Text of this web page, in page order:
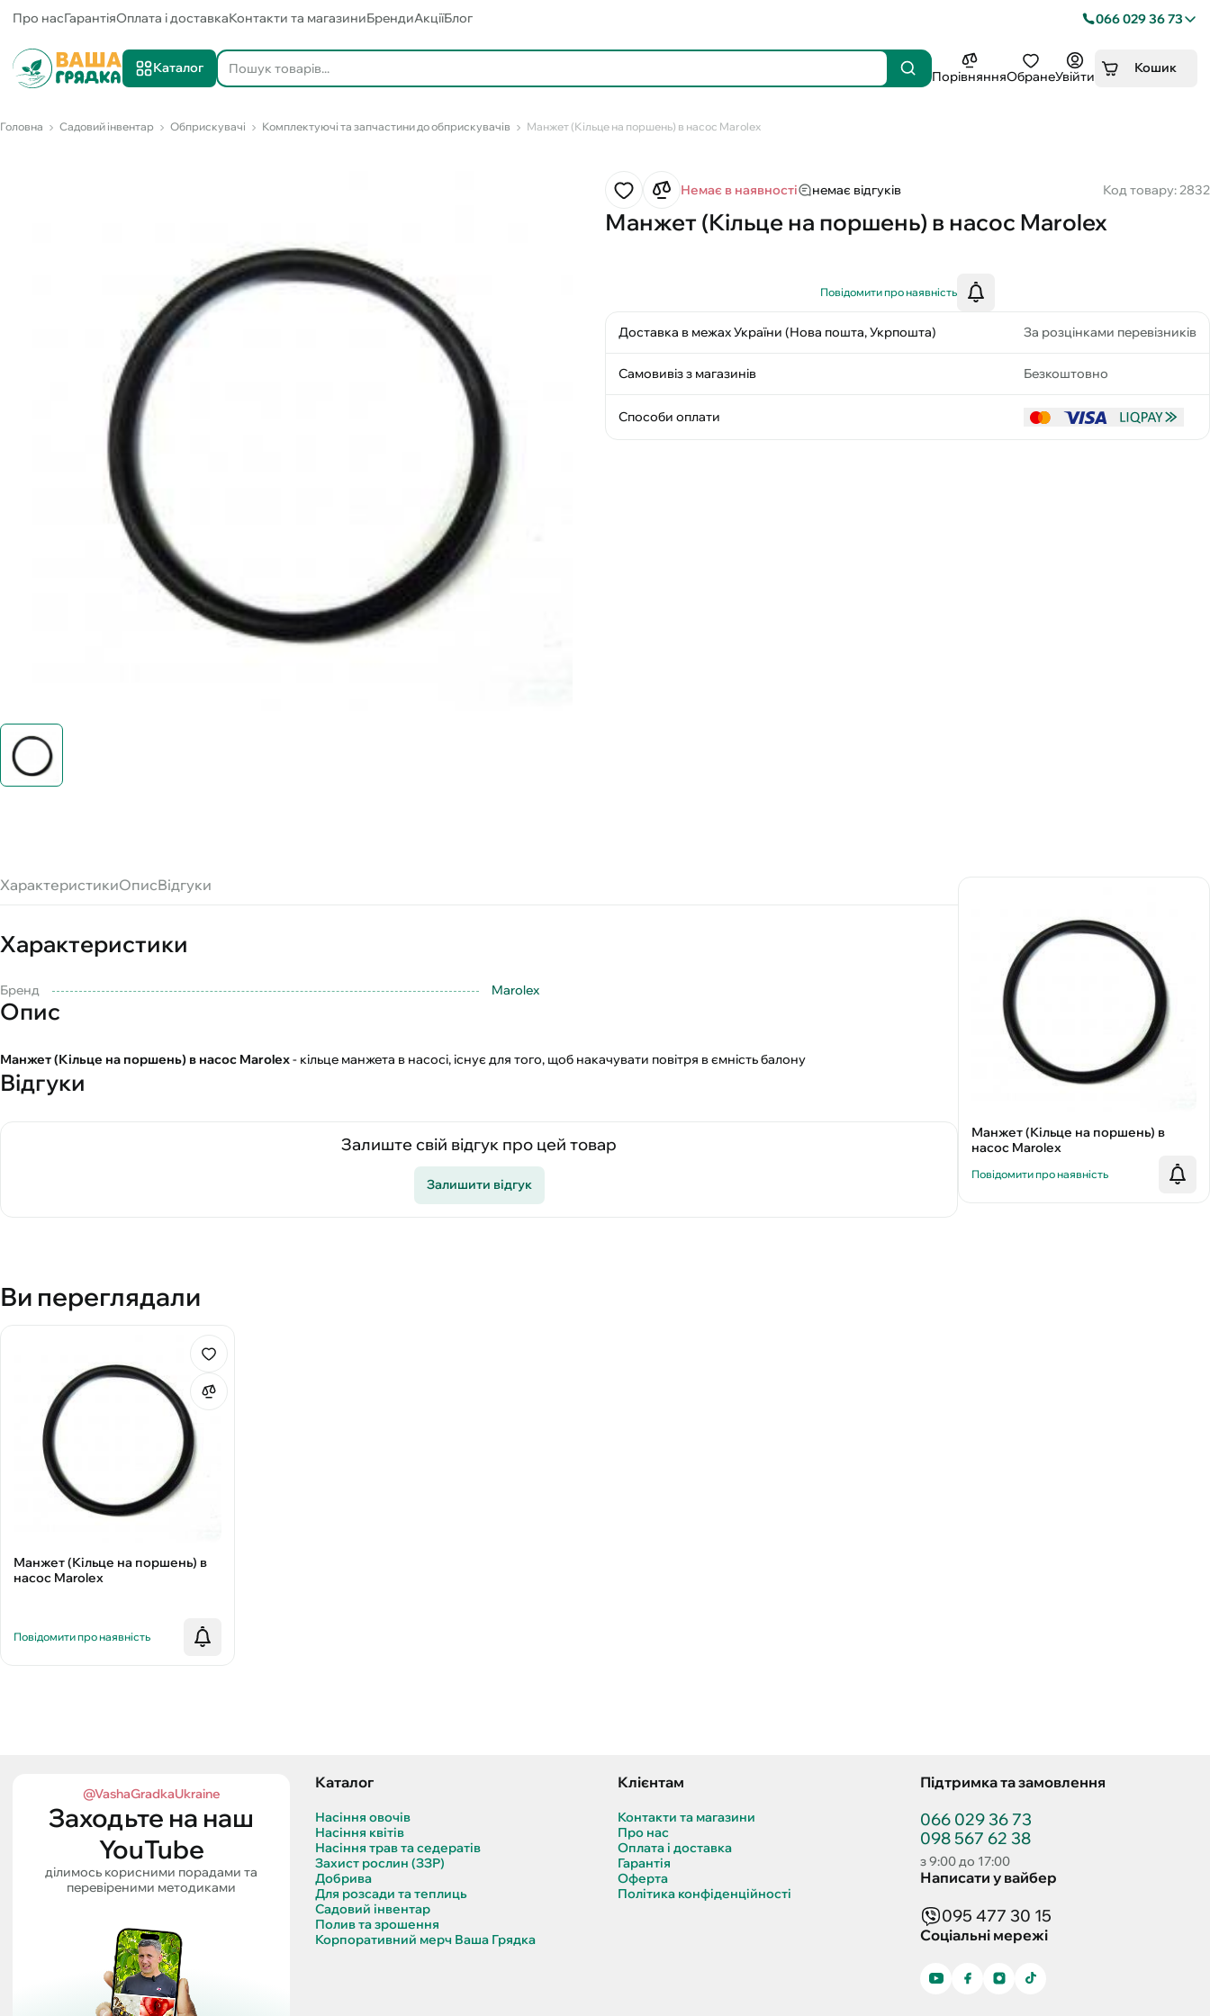
Про насГарантіяОплата і доставкаКонтакти та магазиниБрендиАкціїБлог 066 029 36 73
Каталог
ПорівнянняОбранеУвійти
Кошик
Головна Садовий інвентар Обприскувачі Комплектуючі та запчастини до обприскувачів Манжет (Кільце на поршень) в насос Marolex
Немає в наявності немає відгуків Код товару: 2832
Манжет (Кільце на поршень) в насос Marolex
Повідомити про наявність
Доставка в межах України (Нова пошта, Укрпошта) За розцінками перевізників
Самовивіз з магазинів Безкоштовно
Способи оплати
ХарактеристикиОписВідгуки
Характеристики
Бренд Marolex
Опис
Манжет (Кільце на поршень) в насос Marolex- кільце манжета в насосі, існує для того, щоб накачувати повітря в ємність балону
Відгуки
Залиште свій відгук про цей товар
Залишити відгук
Манжет (Кільце на поршень) в
насос Marolex
Повідомити про наявність
Ви переглядали
Манжет (Кільце на поршень) в
насос Marolex
Повідомити про наявність
@VashaGradkaUkraine
Заходьте на наш
YouTube
ділимось корисними порадами та
перевіреними методиками
Каталог
Насіння овочів
Насіння квітів
Насіння трав та седератів
Захист рослин (ЗЗР)
Добрива
Для розсади та теплиць
Садовий інвентар
Полив та зрошення
Корпоративний мерч Ваша Грядка
Клієнтам
Контакти та магазини
Про нас
Оплата і доставка
Гарантія
Оферта
Політика конфіденційності
Підтримка та замовлення
066 029 36 73
098 567 62 38
з 9:00 до 17:00
Написати у вайбер
095 477 30 15
Соціальні мережі